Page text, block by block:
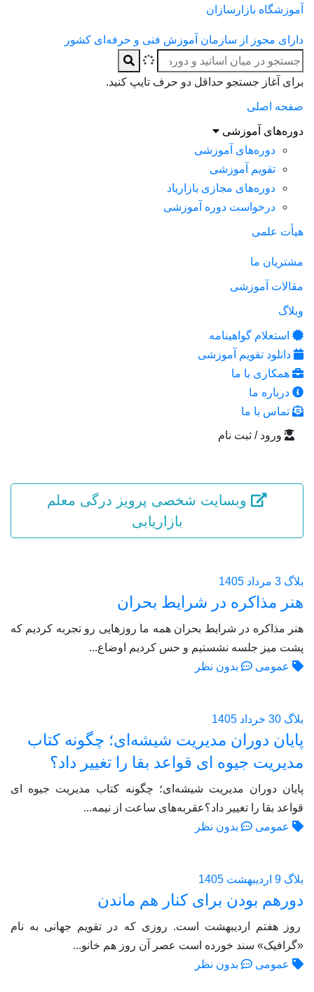
آموزشگاه بازارسازان
دارای مجوز از سازمان آموزش فنی و حرفه‌ای کشور
برای آغاز جستجو حداقل دو حرف تایپ کنید.
صفحه اصلی
دوره‌های آموزشی
دوره‌های آموزشی
تقویم آموزشی
دوره‌های مجازی بازاریاد
درخواست دوره آموزشی
هیأت علمی
مشتریان ما
مقالات آموزشی
وبلاگ
استعلام گواهینامه
دانلود تقویم آموزشی
همکاری با ما
درباره ما
تماس با ما
ورود / ثبت نام
وبسایت شخصی پرویز درگی معلم
بازاریابی
بلاگ 3 مرداد 1405
هنر مذاکره در شرایط بحران
هنر مذاکره در شرایط بحران همه ما روزهایی رو تجربه کردیم که
پشت میز جلسه نشستیم و حس کردیم اوضاع...
عمومی
بدون نظر
بلاگ 30 خرداد 1405
پایان دوران مدیریت شیشه‌ای؛ چگونه کتاب
مدیریت جیوه‌ ای قواعد بقا را تغییر داد؟
پایان دوران مدیریت شیشه‌ای؛ چگونه کتاب مدیریت جیوه‌ ای
قواعد بقا را تغییر داد؟عقربه‌های ساعت از نیمه...
عمومی
بدون نظر
بلاگ 9 اردیبهشت 1405
دورهم بودن برای کنار هم ماندن
روز هفتم اردیبهشت است. روزی که در تقویم جهانی به نام
«گرافیک» سند خورده است عصر آن روز هم خانو...
عمومی
بدون نظر